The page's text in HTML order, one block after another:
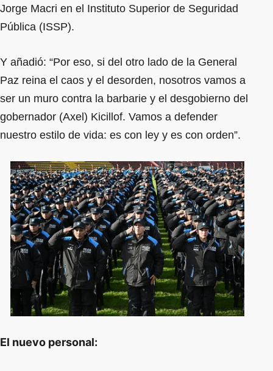
Jorge Macri en el Instituto Superior de Seguridad
Pública (ISSP).
Y añadió: “Por eso, si del otro lado de la General
Paz reina el caos y el desorden, nosotros vamos a
ser un muro contra la barbarie y el desgobierno del
gobernador (Axel) Kicillof. Vamos a defender
nuestro estilo de vida: es con ley y es con orden”.
El nuevo personal: